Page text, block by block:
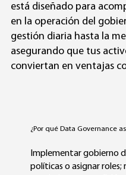
está diseñado para
en la operación del
gestión diaria hasta la
asegurando que tus
conviertan en ventajas
¿Por qué Data Governance
Implementar gobierno
políticas o asignar